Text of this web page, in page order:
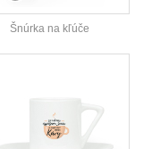
Šnúrka na kľúče